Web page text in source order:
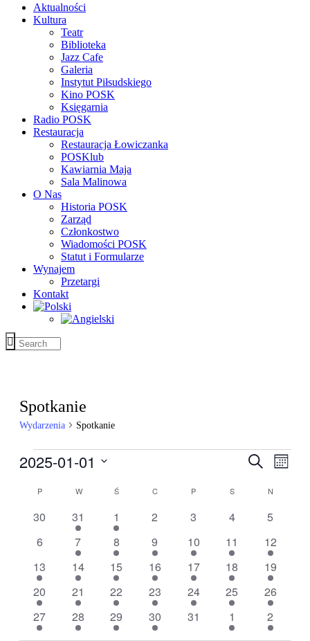
Aktualności
Kultura
Teatr
Biblioteka
Jazz Cafe
Galeria
Instytut Piłsudskiego
Kino POSK
Księgarnia
Radio POSK
Restauracja
Restauracja Łowiczanka
POSKlub
Kawiarnia Maja
Sala Malinowa
O Nas
Historia POSK
Zarząd
Członkostwo
Wiadomości POSK
Statut i Formularze
Wynajem
Przetargi
Kontakt
Spotkanie
Wydarzenia Spotkanie
Wydarzenia
widokach
Szukaj
Miesiąc
2025-01-01
datę.
Kalendarz
Wydarzenia
PPONIEDZIAŁEK
WWTOREKŚŚRODA C CZWARTEK
P SSOBOTA N
0
wydarzenia
30
2
wydarzenia
31
1
wydarzenie
1
0
2
0
3
0
4
0
5
0
wydarzenia
6
1
wydarzenie
7
1
wydarzenie
8
1
wydarzenie
9
1
wydarzenie
10
1
wydarzenie
11
1
12
1
wydarzenie
13
1
wydarzenie
14
1
wydarzenie
15
1
wydarzenie
16
1
wydarzenie
17
3
wydarzenia
18
1
19
1
wydarzenie
20
1
wydarzenie
21
1
wydarzenie
22
2
wydarzenia
23
2
wydarzenia
24
1
wydarzenie
25
2
26
2
wydarzenia
27
1
wydarzenie
28
1
wydarzenie
29
2
wydarzenia
30
0
wydarzenia
31
2
wydarzenia
1
2
2